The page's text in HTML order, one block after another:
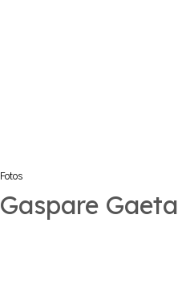
Fotos
Gaspare Gaeta